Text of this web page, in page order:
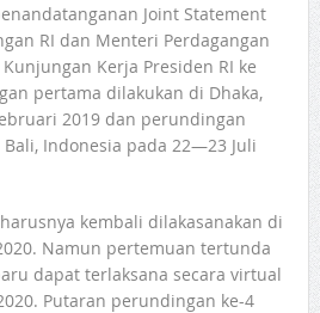
Joint Statement
RI dan Menteri Perdagangan
Kerja Presiden RI ke
pertama dilakukan di Dhaka,
2019 dan perundingan
Indonesia pada 22—23 Juli
kembali dilakasanakan di
Namun pertemuan tertunda
dapat terlaksana secara virtual
Putaran perundingan ke-4